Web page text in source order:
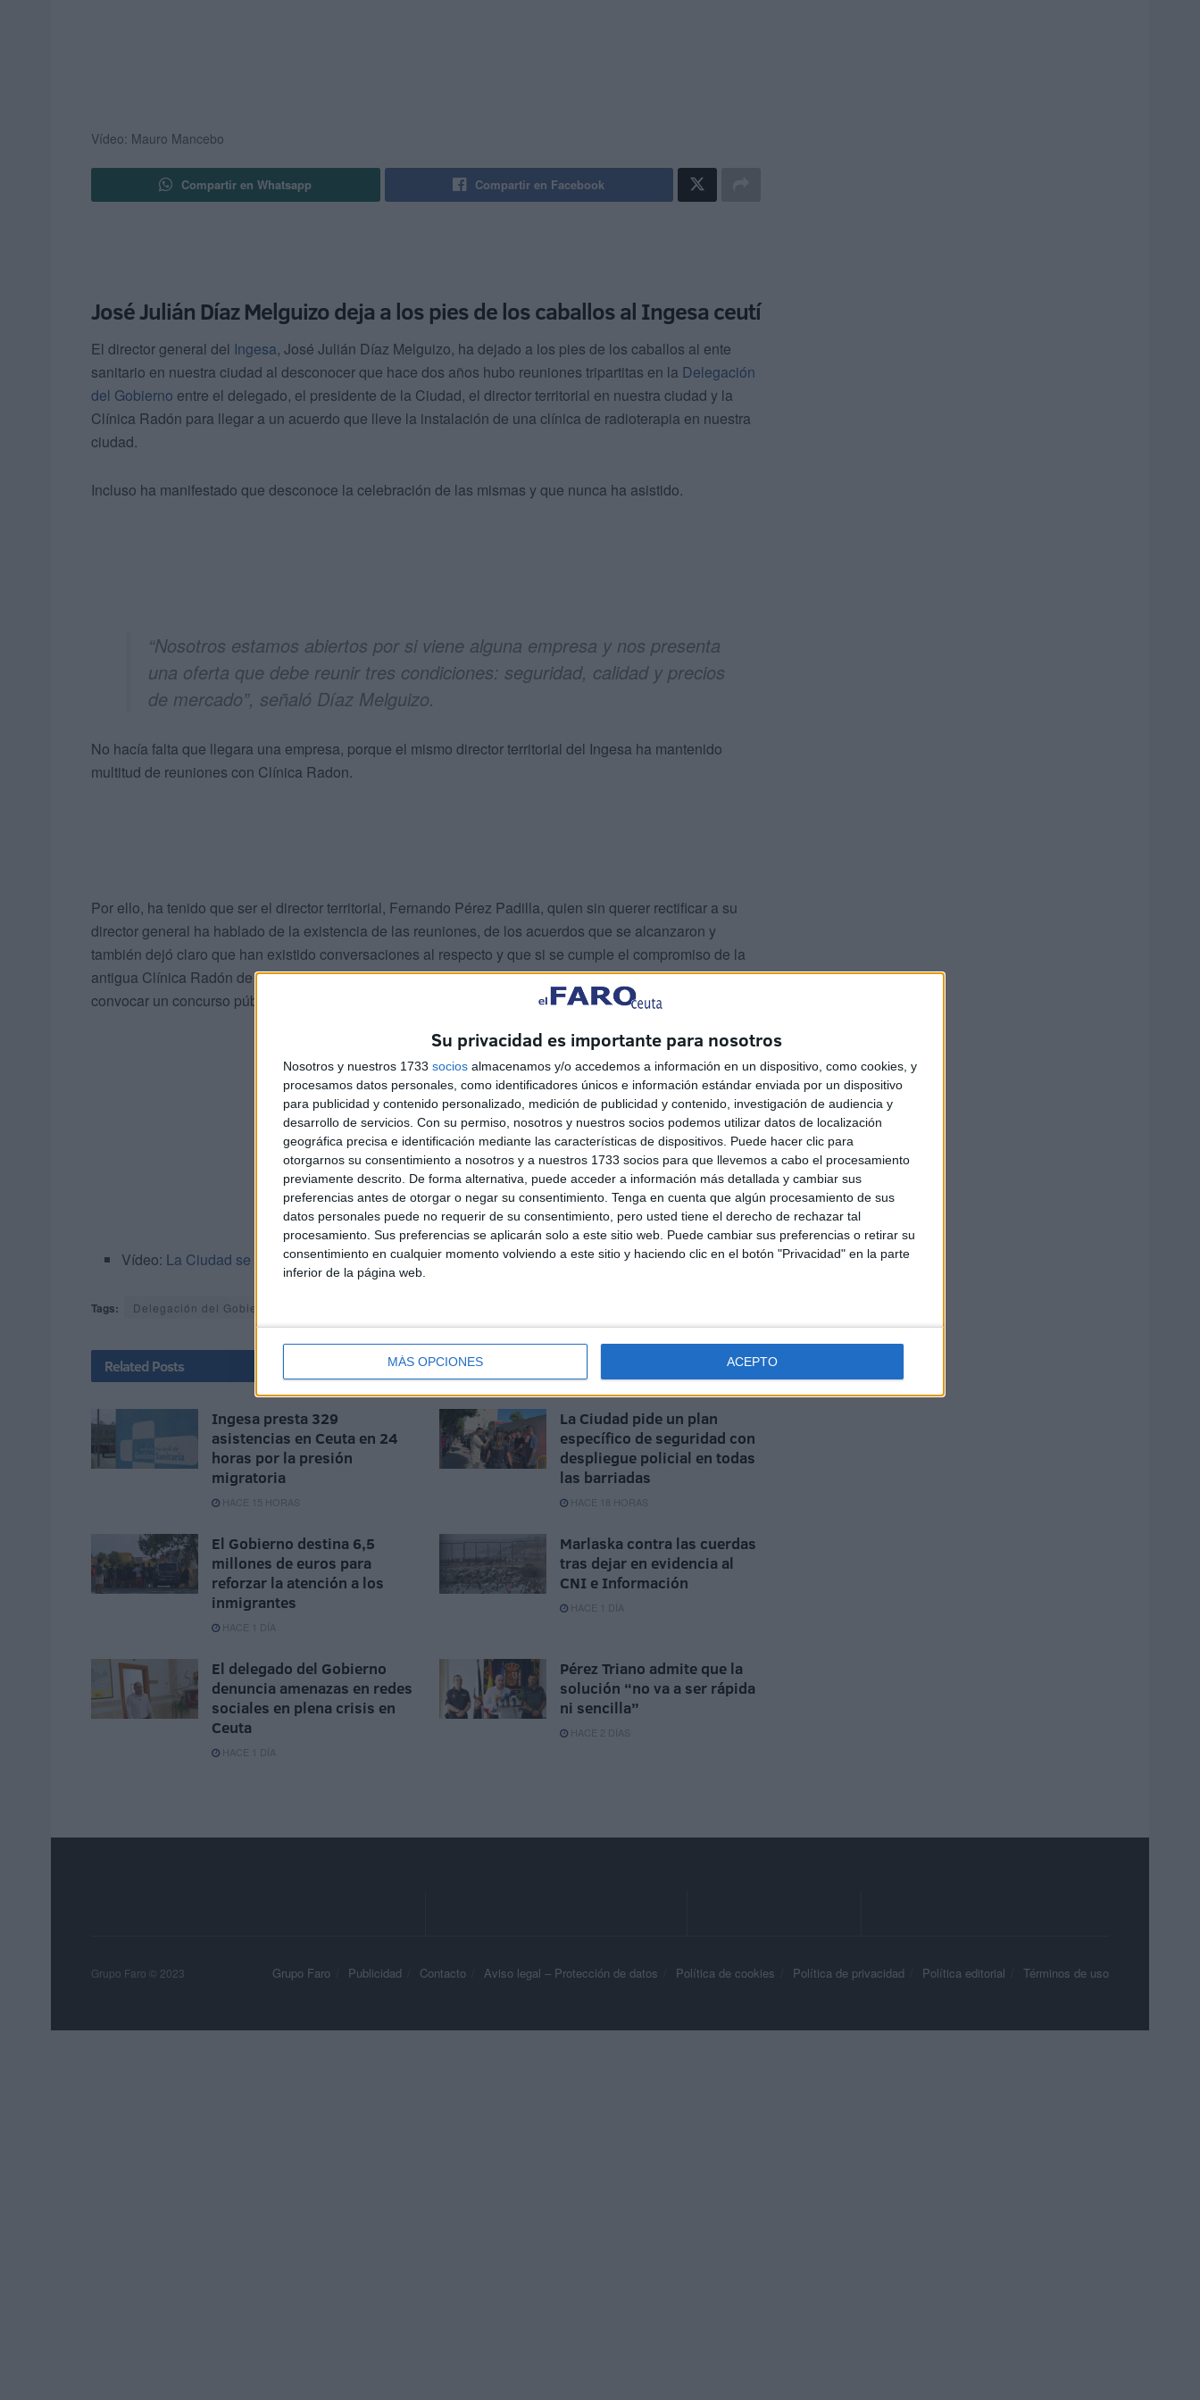
Su privacidad es importante para nosotros
Nosotros y nuestros 1733 socios almacenamos y/o accedemos a información en un dispositivo, como cookies, y
procesamos datos personales, como identificadores únicos e información estándar enviada por un dispositivo
para publicidad y contenido personalizado, medición de publicidad y contenido, investigación de audiencia y
desarrollo de servicios. Con su permiso, nosotros y nuestros socios podemos utilizar datos de localización
geográfica precisa e identificación mediante las características de dispositivos. Puede hacer clic para
otorgarnos su consentimiento a nosotros y a nuestros 1733 socios para que llevemos a cabo el procesamiento
previamente descrito. De forma alternativa, puede acceder a información más detallada y cambiar sus
preferencias antes de otorgar o negar su consentimiento. Tenga en cuenta que algún procesamiento de sus
datos personales puede no requerir de su consentimiento, pero usted tiene el derecho de rechazar tal
procesamiento. Sus preferencias se aplicarán solo a este sitio web. Puede cambiar sus preferencias o retirar su
consentimiento en cualquier momento volviendo a este sitio y haciendo clic en el botón "Privacidad" en la parte
inferior de la página web.
MÁS OPCIONES ACEPTO
Vídeo: Mauro Mancebo
Compartir en Whatsapp Compartir en Facebook
José Julián Díaz Melguizo deja a los pies de los caballos al Ingesa ceutí
El director general del Ingesa, José Julián Díaz Melguizo, ha dejado a los pies de los caballos al ente
sanitario en nuestra ciudad al desconocer que hace dos años hubo reuniones tripartitas en la Delegación
del Gobierno entre el delegado, el presidente de la Ciudad, el director territorial en nuestra ciudad y la
Clínica Radón para llegar a un acuerdo que lleve la instalación de una clínica de radioterapia en nuestra
ciudad.
Incluso ha manifestado que desconoce la celebración de las mismas y que nunca ha asistido.
“Nosotros estamos abiertos por si viene alguna empresa y nos presenta
una oferta que debe reunir tres condiciones: seguridad, calidad y precios
de mercado”, señaló Díaz Melguizo.
No hacía falta que llegara una empresa, porque el mismo director territorial del Ingesa ha mantenido
multitud de reuniones con Clínica Radon.
Por ello, ha tenido que ser el director territorial, Fernando Pérez Padilla, quien sin querer rectificar a su
director general ha hablado de la existencia de las reuniones, de los acuerdos que se alcanzaron y
también dejó claro que han existido conversaciones al respecto y que si se cumple el compromiso de la
antigua Clínica Radón de estar instalados a finales de 2018, el Ingesa no tendría ningún problema para
convocar un concurso público.
Vídeo: La Ciudad se suma al Protocolo de atención sociosanitaria del Ingesa e Imserso
Tags: Delegación del Gobierno
Related Posts
Ingesa presta 329
asistencias en Ceuta en 24
horas por la presión
migratoria
HACE 15 HORAS
La Ciudad pide un plan
específico de seguridad con
despliegue policial en todas
las barriadas
HACE 18 HORAS
El Gobierno destina 6,5
millones de euros para
reforzar la atención a los
inmigrantes
HACE 1 DÍA
Marlaska contra las cuerdas
tras dejar en evidencia al
CNI e Información
HACE 1 DÍA
El delegado del Gobierno
denuncia amenazas en redes
sociales en plena crisis en
Ceuta
HACE 1 DÍA
Pérez Triano admite que la
solución “no va a ser rápida
ni sencilla”
HACE 2 DÍAS
Grupo Faro Publicidad Contacto Aviso legal – Protección de datos Política de cookies Política de privacidad Política editorial Términos de uso
Grupo Faro © 2023